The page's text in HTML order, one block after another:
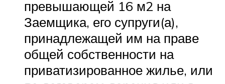
превышающей 16 м2 на
Заемщика, его супруги(а),
принадлежащей им на праве
общей собственности на
приватизированное жилье, или